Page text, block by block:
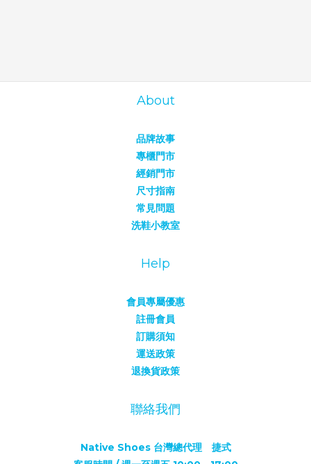
About
品牌故事
專櫃門市
經銷門市
尺寸指南
常見問題
洗鞋小教室
Help
會員專屬優惠
註冊會員
訂購須知
運送政策
退換貨政策
聯絡我們
Native Shoes 台灣總代理 捷式